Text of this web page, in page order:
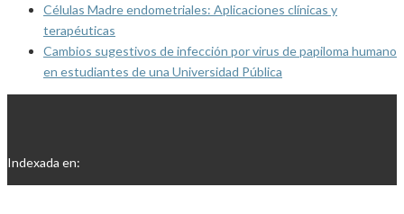
Células Madre endometriales: Aplicaciones clínicas y
terapéuticas
Cambios sugestivos de infección por virus de papiloma humano
en estudiantes de una Universidad Pública
Indexada en: